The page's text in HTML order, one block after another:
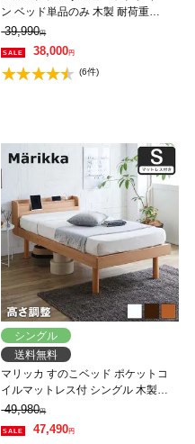
ン ベッド単品のみ 木製 耐荷重
350kg 組立簡単 棚付き コンセント
高さ4段階 【大型家具配送】
39,990円
38,000円
(6件)
シングル
送料無料
マリッカ すのこベッド ポケットコ
イルマットレス付 シングル 木製ベ
ッド 天然木 高さ3段階調節 棚・コン
セント付き ナチュラル ホワイト ブ
ラウン 北欧調 【大型家具配送】
49,980円
47,490円